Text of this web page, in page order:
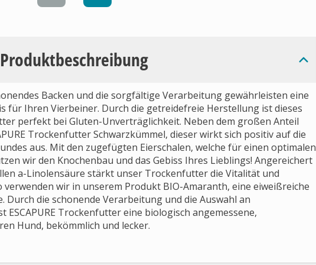
Produktbeschreibung
Backen und die sorgfältige Verarbeitung gewährleisten eine
für Ihren Vierbeiner. Durch die getreidefreie Herstellung ist dieses
perfekt bei Gluten-Unverträglichkeit. Neben dem großen Anteil
Trockenfutter Schwarzkümmel, dieser wirkt sich positiv auf die
aus. Mit den zugefügten Eierschalen, welche für einen optimalen
wir den Knochenbau und das Gebiss Ihres Lieblings! Angereichert
a-Linolensäure stärkt unser Trockenfutter die Vitalität und
verwenden wir in unserem Produkt BIO-Amaranth, eine eiweißreiche
Durch die schonende Verarbeitung und die Auswahl an
Trockenfutter eine biologisch angemessene,
Hund, bekömmlich und lecker.